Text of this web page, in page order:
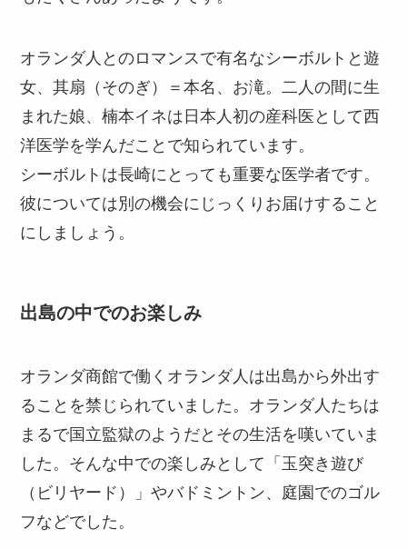
オランダ人とのロマンスで有名なシーボルトと遊
女、其扇（そのぎ）＝本名、お滝。二人の間に生
まれた娘、楠本イネは日本人初の産科医として西
洋医学を学んだことで知られています。
シーボルトは長崎にとっても重要な医学者です。
彼については別の機会にじっくりお届けすること
にしましょう。
出島の中でのお楽しみ
オランダ商館で働くオランダ人は出島から外出す
ることを禁じられていました。オランダ人たちは
まるで国立監獄のようだとその生活を嘆いていま
した。そんな中での楽しみとして「玉突き遊び
（ビリヤード）」やバドミントン、庭園でのゴル
フなどでした。